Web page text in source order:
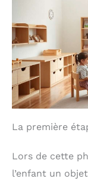
Grâce au
Montessori, les
apprendront en
compétences
fine. Son
mallette avec
fait un jouet
pour le fermer,
voyage pour
voiture
mobiles et
La première
Lors de cette
l’enfant un